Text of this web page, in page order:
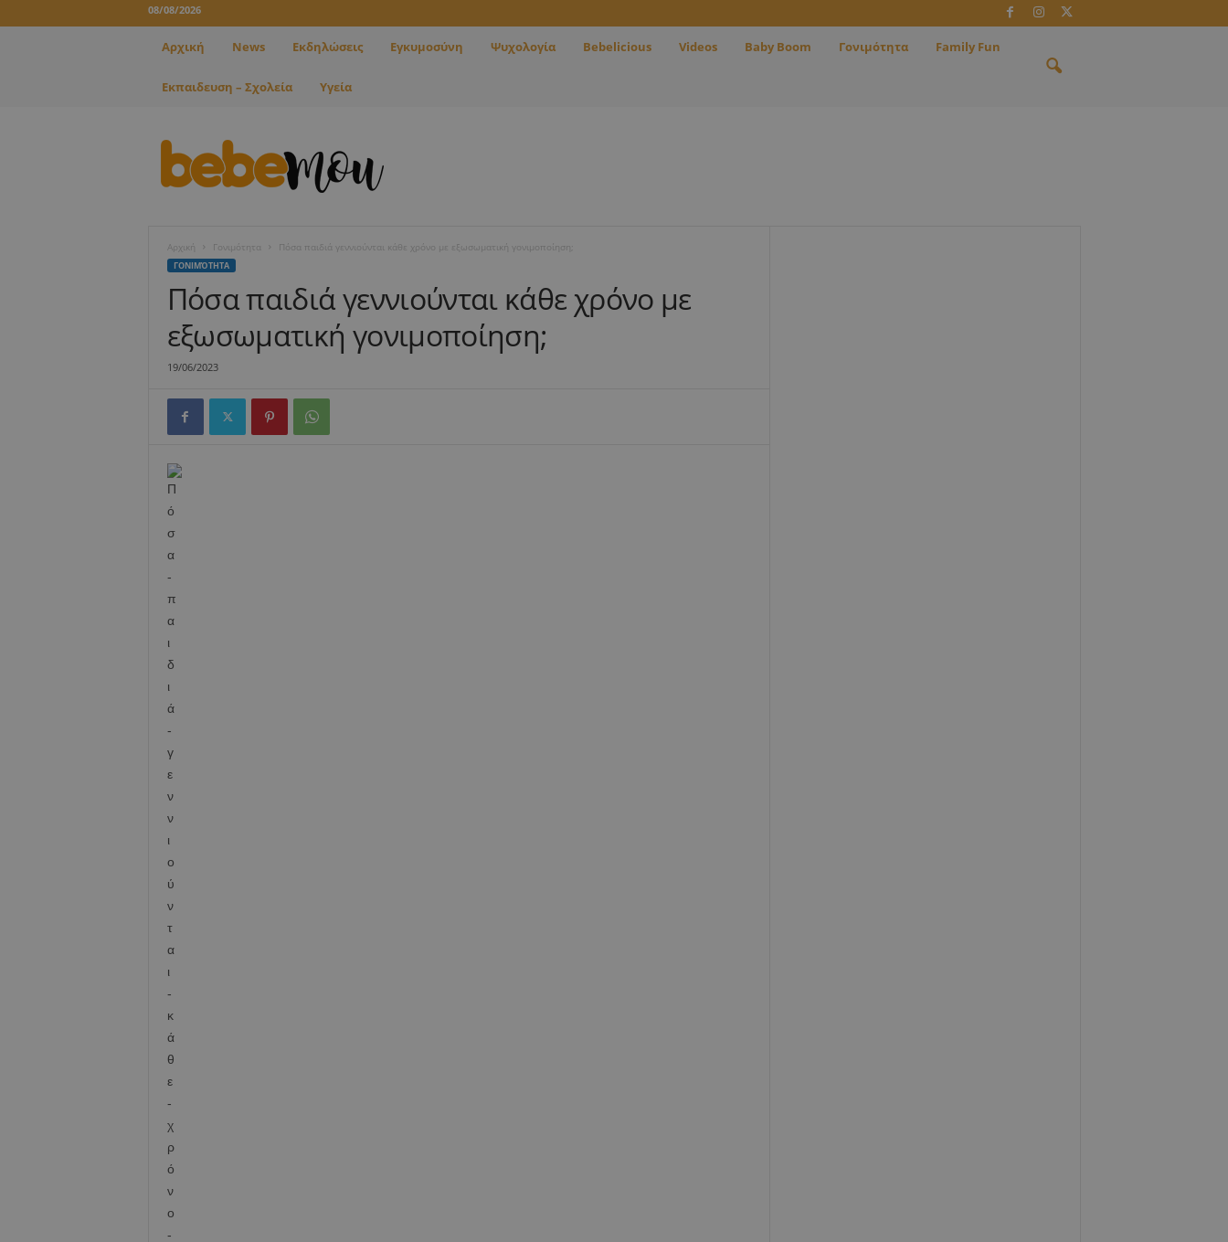
08/08/2026
Αρχική News Εκδηλώσεις Εγκυμοσύνη Ψυχολογία Bebelicious Videos Baby Boom Γονιμότητα Family Fun
Εκπαιδευση – Σχολεία Υγεία
Αρχική Γονιμότητα Πόσα παιδιά γεννιούνται κάθε χρόνο με εξωσωματική γονιμοποίηση;
ΓΟΝΙΜΌΤΗΤΑ
Πόσα παιδιά γεννιούνται κάθε χρόνο με
εξωσωματική γονιμοποίηση;
19/06/2023